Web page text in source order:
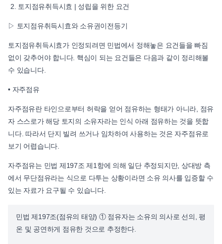
토지점유취득시효 | 성립을 위한 요건
▷ 토지점유취득시효와 소유권이전등기
토지점유취득시효가 인정되려면 민법에서 정해놓은 요건들을 빠짐
없이 갖추어야 합니다. 핵심이 되는 요건들은 다음과 같이 정리해볼
수 있습니다.
• 자주점유
자주점유란 타인으로부터 허락을 얻어 점유하는 형태가 아니라, 점유
자 스스로가 해당 토지의 소유자라는 인식 아래 점유하는 것을 뜻합
니다. 따라서 단지 빌려 쓰거나 임차하여 사용하는 것은 자주점유로
보기 어렵습니다.
자주점유는 민법 제197조 제1항에 의해 일단 추정되지만, 상대방 측
에서 무단점유라는 식으로 다투는 상황이라면 소유 의사를 입증할 수
있는 자료가 요구될 수 있습니다.
민법 제197조(점유의 태양) ① 점유자는 소유의 의사로 선의, 평
온 및 공연하게 점유한 것으로 추정한다.